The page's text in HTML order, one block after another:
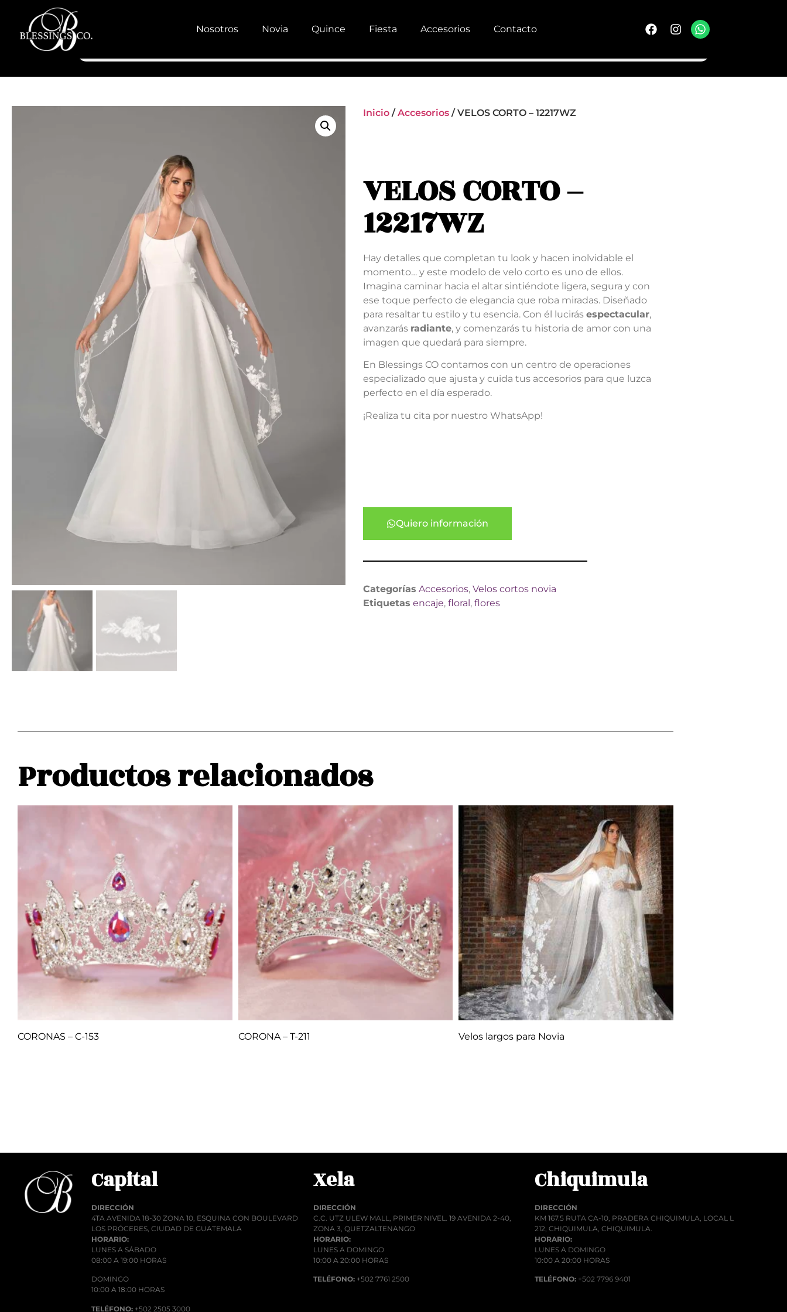
Nosotros Novia Quince Fiesta Accesorios Contacto
Inicio /Accesorios / VELOS CORTO – 12217WZ
VELOS CORTO –
12217WZ
Hay detalles que completan tu look y hacen inolvidable el
momento… y este modelo de velo corto es uno de ellos.
Imagina caminar hacia el altar sintiéndote ligera, segura y con
ese toque perfecto de elegancia que roba miradas. Diseñado
para resaltar tu estilo y tu esencia. Con él lucirás espectacular,
avanzarás radiante, y comenzarás tu historia de amor con una
imagen que quedará para siempre.
En Blessings CO contamos con un centro de operaciones
especializado que ajusta y cuida tus accesorios para que luzca
perfecto en el día esperado.
¡Realiza tu cita por nuestro WhatsApp!
Quiero información
Categorías Accesorios, Velos cortos novia
Etiquetas encaje, floral , flores
Productos relacionados
CORONAS – C-153 CORONA – T-211 Velos largos para Novia
Capital
DIRECCIÓN
4TA AVENIDA 18-30 ZONA 10, ESQUINA CON BOULEVARD
LOS PRÓCERES, CIUDAD DE GUATEMALA
HORARIO:
LUNES A SÁBADO
08:00 A 19:00 HORAS
DOMINGO
10:00 A 18:00 HORAS
TELÉFONO: +502 2505 3000
Xela
DIRECCIÓN
C.C. UTZ ULEW MALL, PRIMER NIVEL. 19 AVENIDA 2-40,
ZONA 3, QUETZALTENANGO
HORARIO:
LUNES A DOMINGO
10:00 A 20:00 HORAS
TELÉFONO:+502 7761 2500
Chiquimula
DIRECCIÓN
KM 167.5 RUTA CA-10, PRADERA CHIQUIMULA, LOCAL L
212, CHIQUIMULA, CHIQUIMULA.
HORARIO:
LUNES A DOMINGO
10:00 A 20:00 HORAS
TELÉFONO: +502 7796 9401